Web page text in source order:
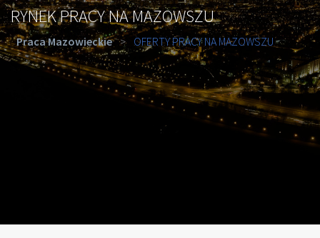
RYNEK PRACY NA MAZOWSZU
Praca Mazowieckie > OFERTY PRACY NA MAZOWSZU